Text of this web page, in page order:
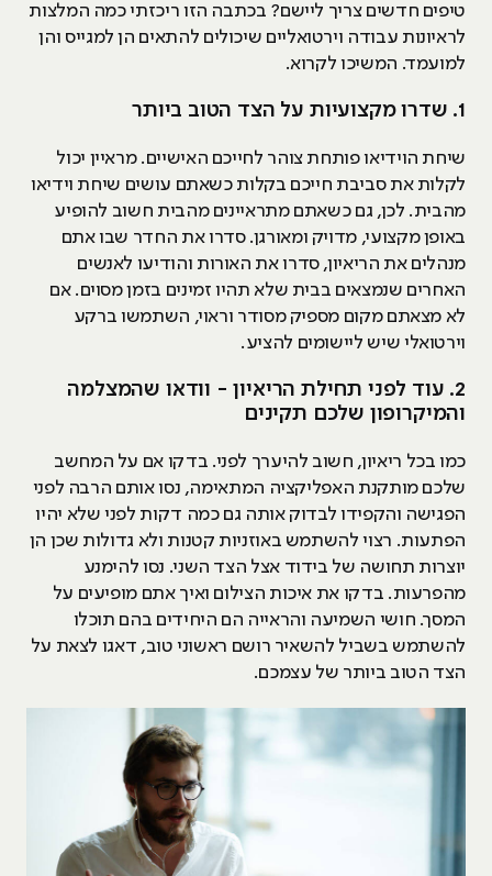
טיפים חדשים צריך ליישם? בכתבה הזו ריכזתי כמה המלצות
לראיונות עבודה וירטואליים שיכולים להתאים הן למגייס והן
למועמד. המשיכו לקרוא.
1. שדרו מקצועיות על הצד הטוב ביותר
שיחת הוידיאו פותחת צוהר לחייכם האישיים. מראיין יכול
לקלות את סביבת חייכם בקלות כשאתם עושים שיחת וידיאו
מהבית. לכן, גם כשאתם מתראיינים מהבית חשוב להופיע
באופן מקצועי, מדויק ומאורגן. סדרו את החדר שבו אתם
מנהלים את הריאיון, סדרו את האורות והודיעו לאנשים
האחרים שנמצאים בבית שלא תהיו זמינים בזמן מסוים. אם
לא מצאתם מקום מספיק מסודר וראוי, השתמשו ברקע
וירטואלי שיש ליישומים להציע.
2. עוד לפני תחילת הריאיון - וודאו שהמצלמה
והמיקרופון שלכם תקינים
כמו בכל ריאיון, חשוב להיערך לפני. בדקו אם על המחשב
שלכם מותקנת האפליקציה המתאימה, נסו אותם הרבה לפני
הפגישה והקפידו לבדוק אותה גם כמה דקות לפני שלא יהיו
הפתעות. רצוי להשתמש באוזניות קטנות ולא גדולות שכן הן
יוצרות תחושה של בידוד אצל הצד השני. נסו להימנע
מהפרעות. בדקו את איכות הצילום ואיך אתם מופיעים על
המסך. חושי השמיעה והראייה הם היחידים בהם תוכלו
להשתמש בשביל להשאיר רושם ראשוני טוב, דאגו לצאת על
הצד הטוב ביותר של עצמכם.